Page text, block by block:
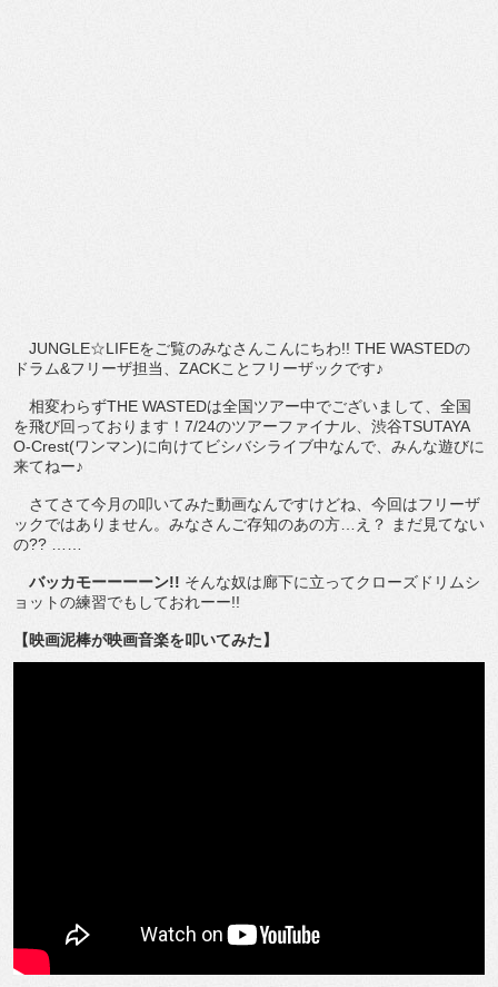
JUNGLE☆LIFEをご覧のみなさんこんにちわ!! THE WASTEDの
ドラム&フリーザ担当、ZACKことフリーザックです♪
相変わらずTHE WASTEDは全国ツアー中でございまして、全国
を飛び回っております！7/24のツアーファイナル、渋谷TSUTAYA
O-Crest(ワンマン)に向けてビシバシライブ中なんで、みんな遊びに
来てねー♪
さてさて今月の叩いてみた動画なんですけどね、今回はフリーザ
ックではありません。みなさんご存知のあの方…え？ まだ見てない
の?? ……
バッカモーーーーン!! そんな奴は廊下に立ってクローズドリムシ
ョットの練習でもしておれーー!!
【映画泥棒が映画音楽を叩いてみた】